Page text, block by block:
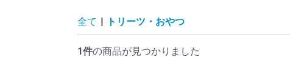
全て トリーツ・おやつ
1件の商品が見つかりました